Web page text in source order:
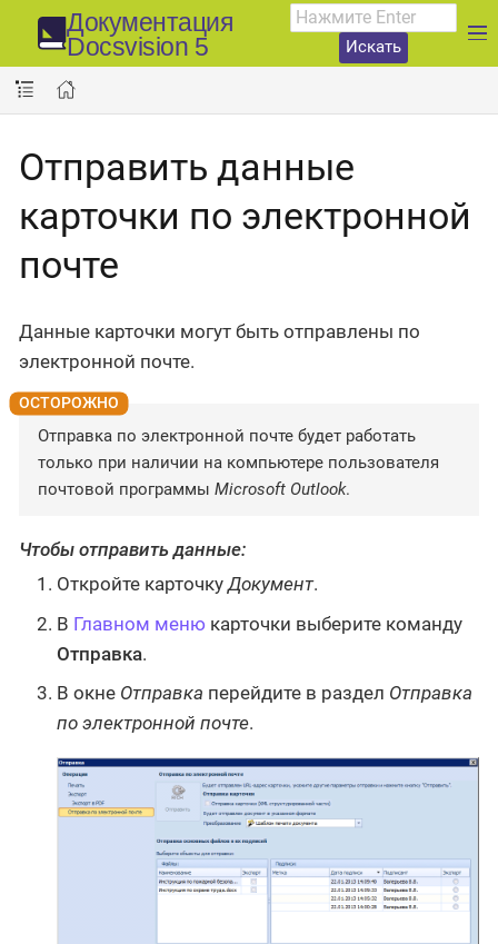
Документация
Docsvision 5
Искать
Отправить данные
карточки по электронной
почте
Данные карточки могут быть отправлены по
электронной почте.
Отправка по электронной почте будет работать
только при наличии на компьютере пользователя
почтовой программы Microsoft Outlook.
Чтобы отправить данные:
Откройте карточкуДокумент.
В Главном меню карточки выберите команду
Отправка.
В окне Отправка перейдите в раздел Отправка
по электронной почте.